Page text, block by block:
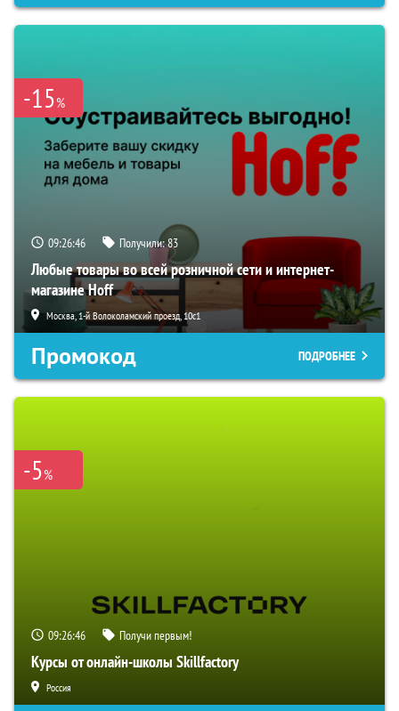
-15%
09:26:45 Получили:83
Любые товары во всей розничной сети и интернет-
магазине Hoff
Москва, 1-й Волоколамский проезд, 10с1
Промокод ПОДРОБНЕЕ
-5%
09:26:45 Получи первым!
Курсы от онлайн-школы Skillfactory
Россия